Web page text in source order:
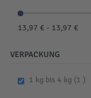
13,97 € - 13,97 €
VERPACKUNG
1 kg bis 4 kg 1